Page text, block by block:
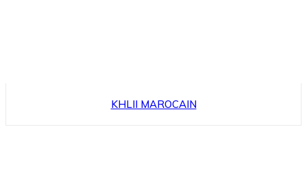
KHLII MAROCAIN